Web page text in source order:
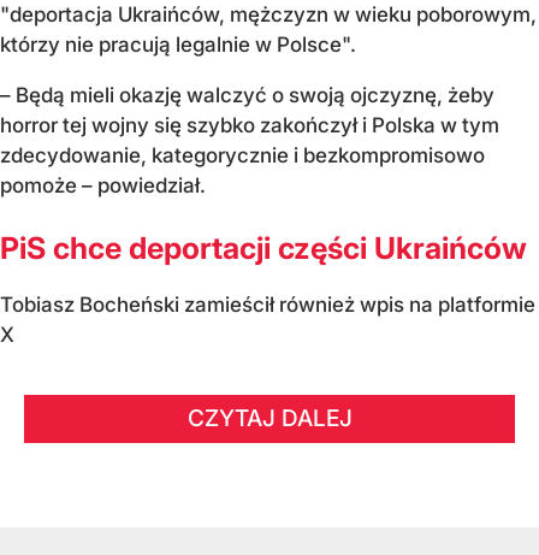
"deportacja Ukraińców, mężczyzn w wieku poborowym,
którzy nie pracują legalnie w Polsce".
– Będą mieli okazję walczyć o swoją ojczyznę, żeby
horror tej wojny się szybko zakończył i Polska w tym
zdecydowanie, kategorycznie i bezkompromisowo
pomoże – powiedział.
PiS chce deportacji części Ukraińców
Tobiasz Bocheński zamieścił również wpis na platformie
X
CZYTAJ DALEJ